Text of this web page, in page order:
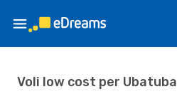
Voli low cost per Ubatuba